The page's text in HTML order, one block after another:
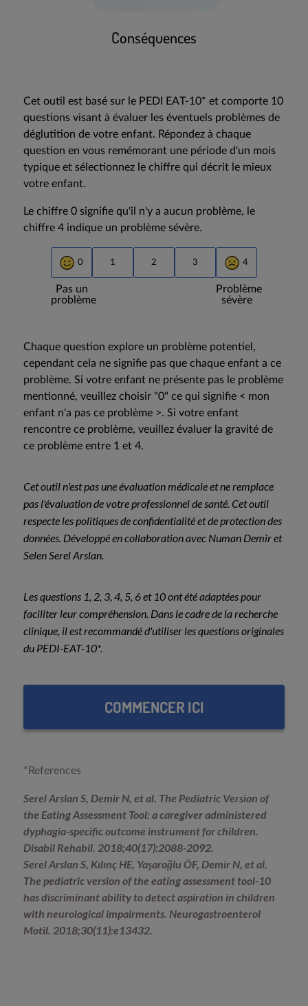
Conséquences
Cet outil est basé sur le PEDI EAT-10* et comporte 10
questions visant à évaluer les éventuels problèmes de
déglutition de votre enfant. Répondez à chaque
question en vous remémorant une période d'un mois
typique et sélectionnez le chiffre qui décrit le mieux
votre enfant.
Le chiffre 0 signifie qu'il n'y a aucun problème, le
chiffre 4 indique un problème sévère.
0
Pas un
problème
1 2 3 4
Problème
sévère
Chaque question explore un problème potentiel,
cependant cela ne signifie pas que chaque enfant a ce
problème. Si votre enfant ne présente pas le problème
mentionné, veuillez choisir "0" ce qui signifie < mon
enfant n'a pas ce problème >. Si votre enfant
rencontre ce problème, veuillez évaluer la gravité de
ce problème entre 1 et 4.
Cet outil n'est pas une évaluation médicale et ne remplace
pas l'évaluation de votre professionnel de santé. Cet outil
respecte les politiques de confidentialité et de protection des
données. Développé en collaboration avec Numan Demir et
Selen Serel Arslan.
Les questions 1, 2, 3, 4, 5, 6 et 10 ont été adaptées pour
faciliter leur compréhension. Dans le cadre de la recherche
clinique, il est recommandé d'utiliser les questions originales
du PEDI-EAT-10*.
COMMENCER ICI
*References
Serel Arslan S, Demir N, et al. The Pediatric Version of
the Eating Assessment Tool: a caregiver administered
dyphagia-specific outcome instrument for children.
Disabil Rehabil. 2018;40(17):2088-2092.
Serel Arslan S, Kılınç HE, Yaşaroğlu ÖF, Demir N, et al.
The pediatric version of the eating assessment tool-10
has discriminant ability to detect aspiration in children
with neurological impairments. Neurogastroenterol
Motil. 2018;30(11):e13432.